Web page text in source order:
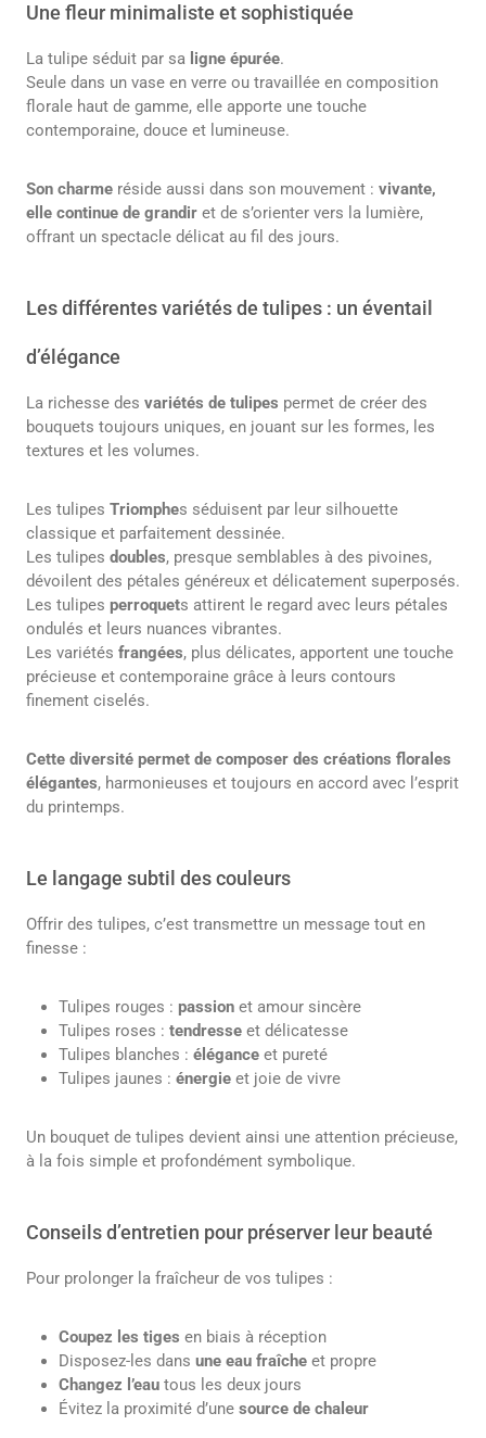
Une fleur minimaliste et sophistiquée
La tulipe séduit par sa ligne épurée.
Seule dans un vase en verre ou travaillée en composition
florale haut de gamme, elle apporte une touche
contemporaine, douce et lumineuse.
Son charme réside aussi dans son mouvement : vivante,
elle continue de grandir et de s’orienter vers la lumière,
offrant un spectacle délicat au fil des jours.
Les différentes variétés de tulipes : un éventail
d’élégance
La richesse des variétés de tulipes permet de créer des
bouquets toujours uniques, en jouant sur les formes, les
textures et les volumes.
Les tulipes Triomphes séduisent par leur silhouette
classique et parfaitement dessinée.
Les tulipes doubles, presque semblables à des pivoines,
dévoilent des pétales généreux et délicatement superposés.
Les tulipes perroquets attirent le regard avec leurs pétales
ondulés et leurs nuances vibrantes.
Les variétés frangées, plus délicates, apportent une touche
précieuse et contemporaine grâce à leurs contours
finement ciselés.
Cette diversité permet de composer des créations florales
élégantes, harmonieuses et toujours en accord avec l’esprit
du printemps.
Le langage subtil des couleurs
Offrir des tulipes, c’est transmettre un message tout en
finesse :
Tulipes rouges : passion et amour sincère
Tulipes roses : tendresse et délicatesse
Tulipes blanches : élégance et pureté
Tulipes jaunes : énergie et joie de vivre
Un bouquet de tulipes devient ainsi une attention précieuse,
à la fois simple et profondément symbolique.
Conseils d’entretien pour préserver leur beauté
Pour prolonger la fraîcheur de vos tulipes :
Coupez les tiges en biais à réception
Disposez-les dans une eau fraîche et propre
Changez l’eau tous les deux jours
Évitez la proximité d’une source de chaleur